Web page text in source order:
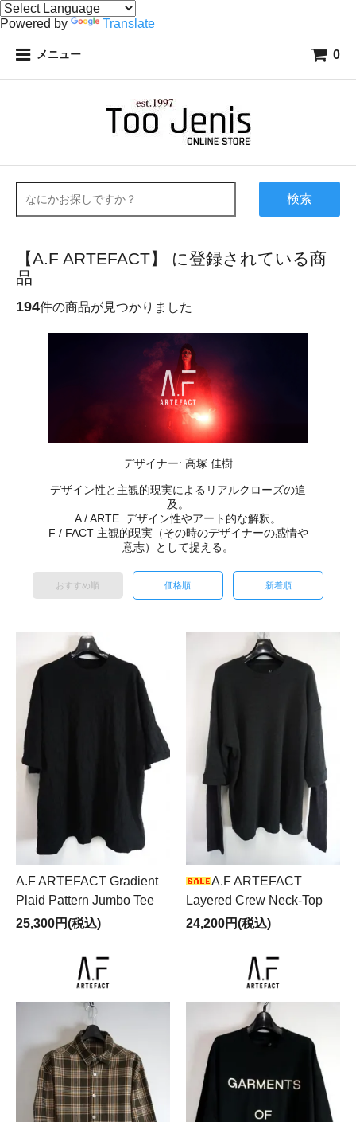
Powered by Translate
メニュー 0
検索
【A.F ARTEFACT】 に登録されている商
品
194件の商品が見つかりました
デザイナー: 高塚 佳樹
デザイン性と主観的現実によるリアルクローズの追
及。
A / ARTE. デザイン性やアート的な解釈。
F / FACT 主観的現実（その時のデザイナーの感情や
意志）として捉える。
おすすめ順 価格順 新着順
A.F ARTEFACT Gradient
Plaid Pattern Jumbo Tee
25,300円(税込)
A.F ARTEFACT
Layered Crew Neck-Top
24,200円(税込)